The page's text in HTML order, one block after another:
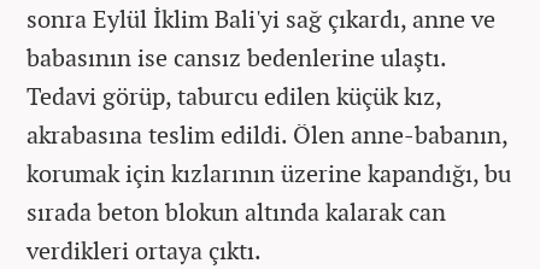
sonra Eylül İklim Bali'yi sağ çıkardı, anne ve
babasının ise cansız bedenlerine ulaştı.
Tedavi görüp, taburcu edilen küçük kız,
akrabasına teslim edildi. Ölen anne-babanın,
korumak için kızlarının üzerine kapandığı, bu
sırada beton blokun altında kalarak can
verdikleri ortaya çıktı.